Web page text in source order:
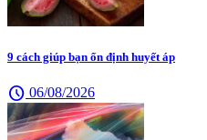
9 cách giúp bạn ổn định huyết áp
schedule 06/08/2026